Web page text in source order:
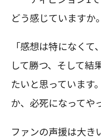
どう感じていますか。
「感想は特になく
して勝つ、そして結
たいと思っています
か、必死になってや
ファンの声援は大き